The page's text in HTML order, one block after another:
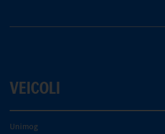
VEICOLI
Unimog